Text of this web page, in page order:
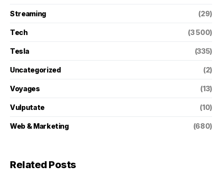
Streaming (29)
Tech (3 500)
Tesla (335)
Uncategorized (2)
Voyages (13)
Vulputate (10)
Web & Marketing (680)
Related Posts